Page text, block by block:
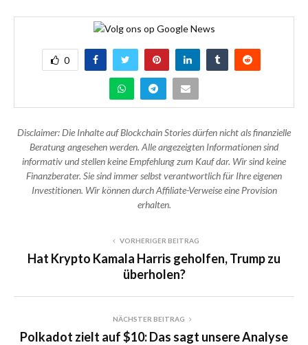
0
Disclaimer: Die Inhalte auf Blockchain Stories dürfen nicht als finanzielle
Beratung angesehen werden. Alle angezeigten Informationen sind
informativ und stellen keine Empfehlung zum Kauf dar. Wir sind keine
Finanzberater. Sie sind immer selbst verantwortlich für Ihre eigenen
Investitionen. Wir können durch Affiliate-Verweise eine Provision
erhalten.
VORHERIGER BEITRAG
Hat Krypto Kamala Harris geholfen, Trump zu
überholen?
NÄCHSTER BEITRAG
Polkadot zielt auf $10: Das sagt unsere Analyse